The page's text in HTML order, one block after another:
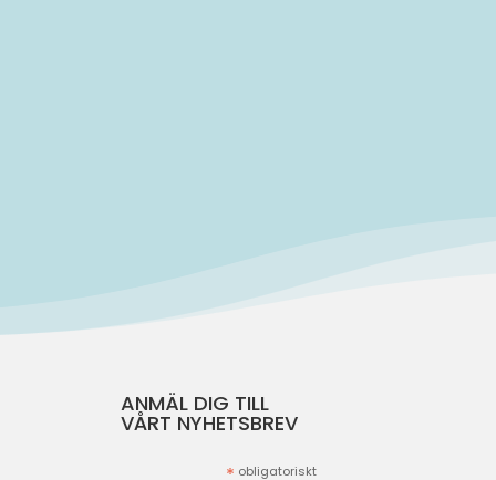
ANMÄL DIG TILL
VÅRT NYHETSBREV
obligatoriskt